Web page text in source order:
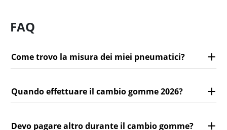
FAQ
Come trovo la misura dei miei pneumatici?
Quando effettuare il cambio gomme 2026?
Devo pagare altro durante il cambio gomme?